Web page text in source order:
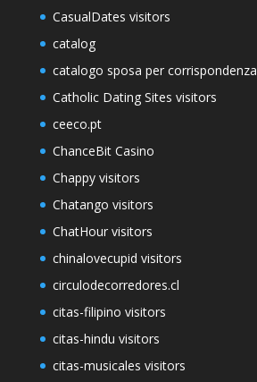
CasualDates visitors
catalog
catalogo sposa per corrispondenza
Catholic Dating Sites visitors
ceeco.pt
ChanceBit Casino
Chappy visitors
Chatango visitors
ChatHour visitors
chinalovecupid visitors
circulodecorredores.cl
citas-filipino visitors
citas-hindu visitors
citas-musicales visitors